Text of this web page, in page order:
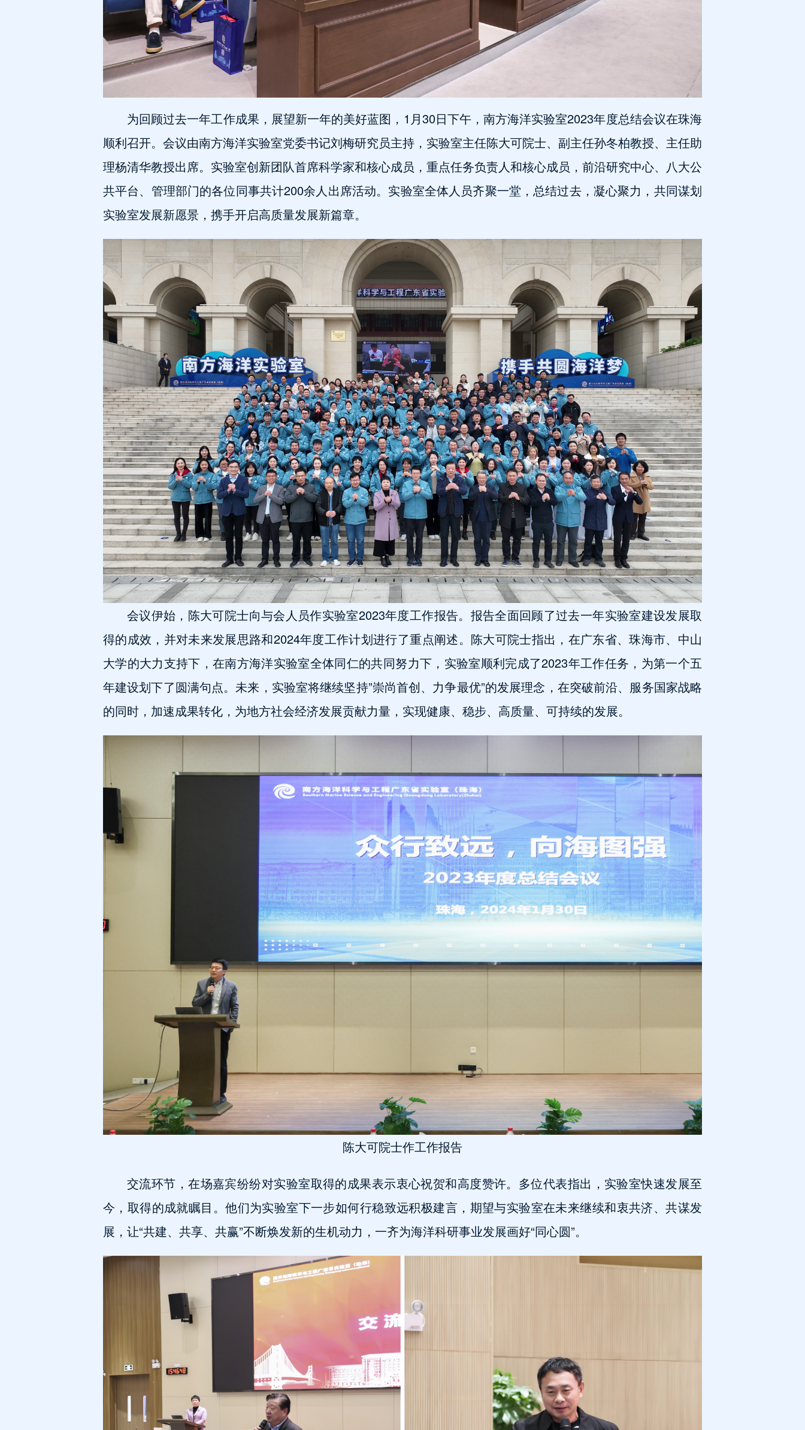
为回顾过去一年工作成果，展望新一年的美好蓝图，1月30日下午，南方海洋实验室2023年度总结会议在珠海
顺利召开。会议由南方海洋实验室党委书记刘梅研究员主持，实验室主任陈大可院士、副主任孙冬柏教授、主任助
理杨清华教授出席。实验室创新团队首席科学家和核心成员，重点任务负责人和核心成员，前沿研究中心、八大公
共平台、管理部门的各位同事共计200余人出席活动。实验室全体人员齐聚一堂，总结过去，凝心聚力，共同谋划
实验室发展新愿景，携手开启高质量发展新篇章。
会议伊始，陈大可院士向与会人员作实验室2023年度工作报告。报告全面回顾了过去一年实验室建设发展取
得的成效，并对未来发展思路和2024年度工作计划进行了重点阐述。陈大可院士指出，在广东省、珠海市、中山
大学的大力支持下，在南方海洋实验室全体同仁的共同努力下，实验室顺利完成了2023年工作任务，为第一个五
年建设划下了圆满句点。未来，实验室将继续坚持”崇尚首创、力争最优”的发展理念，在突破前沿、服务国家战略
的同时，加速成果转化，为地方社会经济发展贡献力量，实现健康、稳步、高质量、可持续的发展。
陈大可院士作工作报告
交流环节，在场嘉宾纷纷对实验室取得的成果表示衷心祝贺和高度赞许。多位代表指出，实验室快速发展至
今，取得的成就瞩目。他们为实验室下一步如何行稳致远积极建言，期望与实验室在未来继续和衷共济、共谋发
展，让“共建、共享、共赢”不断焕发新的生机动力，一齐为海洋科研事业发展画好“同心圆”。